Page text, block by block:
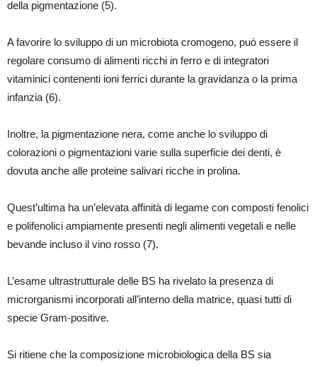
della pigmentazione (5).
A favorire lo sviluppo di un microbiota cromogeno, può essere il
regolare consumo di alimenti ricchi in ferro e di integratori
vitaminici contenenti ioni ferrici durante la gravidanza o la prima
infanzia (6).
Inoltre, la pigmentazione nera, come anche lo sviluppo di
colorazioni o pigmentazioni varie sulla superficie dei denti, è
dovuta anche alle proteine salivari ricche in prolina.
Quest’ultima ha un’elevata affinità di legame con composti fenolici
e polifenolici ampiamente presenti negli alimenti vegetali e nelle
bevande incluso il vino rosso (7).
L’esame ultrastrutturale delle BS ha rivelato la presenza di
microrganismi incorporati all’interno della matrice, quasi tutti di
specie Gram-positive.
Si ritiene che la composizione microbiologica della BS sia